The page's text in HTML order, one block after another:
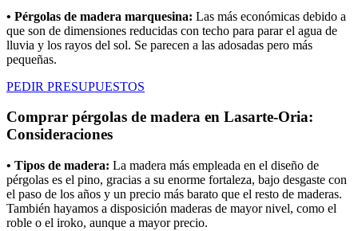
• Pérgolas de madera marquesina: Las más económicas debido a
que son de dimensiones reducidas con techo para parar el agua de
lluvia y los rayos del sol. Se parecen a las adosadas pero más
pequeñas.
PEDIR PRESUPUESTOS
Comprar pérgolas de madera en Lasarte-Oria:
Consideraciones
• Tipos de madera: La madera más empleada en el diseño de
pérgolas es el pino, gracias a su enorme fortaleza, bajo desgaste con
el paso de los años y un precio más barato que el resto de maderas.
También hayamos a disposición maderas de mayor nivel, como el
roble o el iroko, aunque a mayor precio.